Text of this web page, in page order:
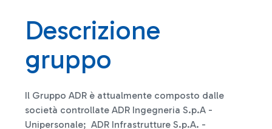
Descrizione
gruppo
Il Gruppo ADR è attualmente composto dalle
società controllate ADR Ingegneria S.p.A -
Unipersonale; ADR Infrastrutture S.p.A. -